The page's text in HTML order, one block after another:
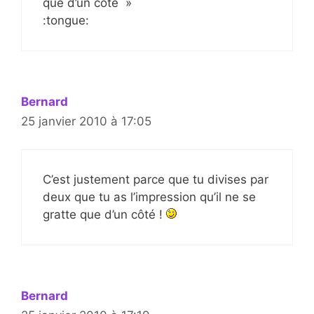
:tongue:
Bernard
25 janvier 2010 à 17:05
C’est justement parce que tu divises par
deux que tu as l’impression qu’il ne se
gratte que d’un côté !
Bernard